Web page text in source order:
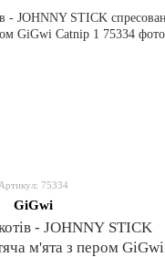
Артикул: 75334
GiGwi
- JOHNNY STICK
м'ята з пером GiGwi